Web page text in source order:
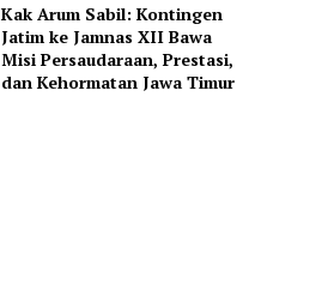
Kak Arum Sabil: Kontingen
Jatim ke Jamnas XII Bawa
Misi Persaudaraan, Prestasi,
dan Kehormatan Jawa Timur